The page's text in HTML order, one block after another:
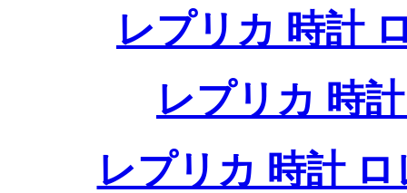
レプリカ 時計
レプリカ 時
レプリカ 時計